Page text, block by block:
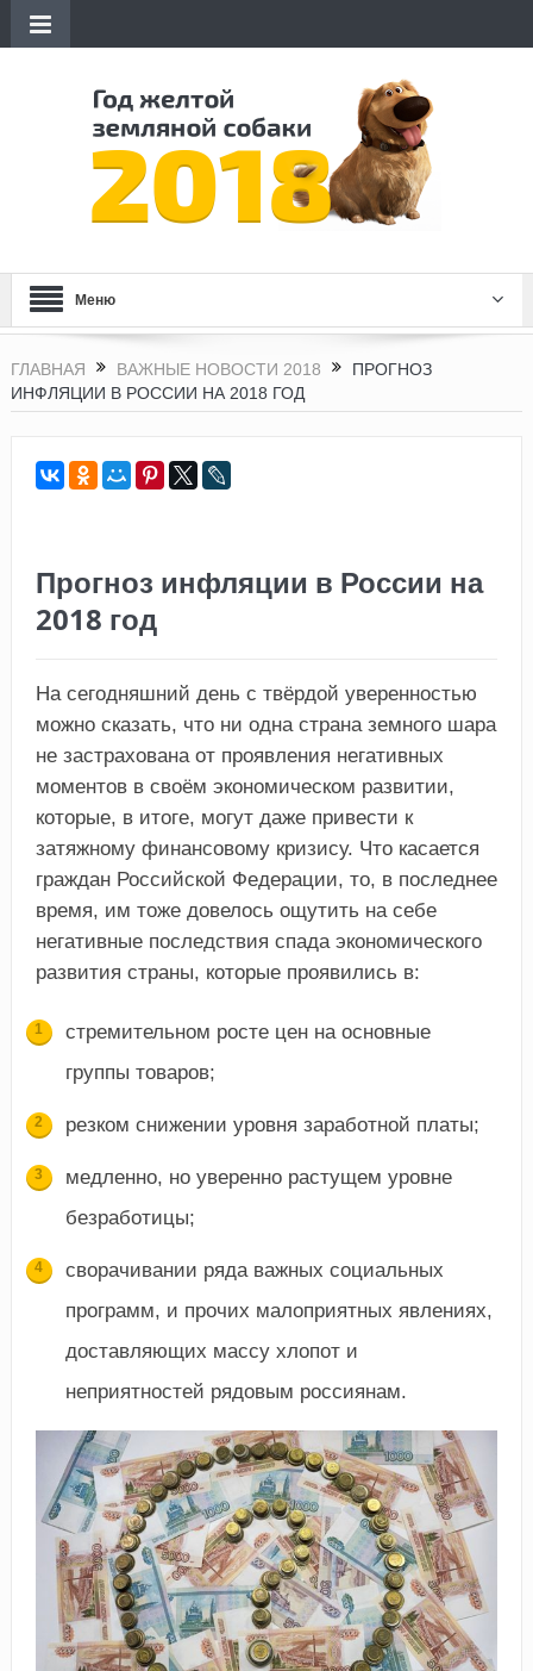
Меню
ГЛАВНАЯ ВАЖНЫЕ НОВОСТИ 2018
ПРОГНОЗ
ИНФЛЯЦИИ В РОССИИ НА 2018 ГОД
Прогноз инфляции в России на
2018 год
На сегодняшний день с твёрдой уверенностью
можно сказать, что ни одна страна земного шара
не застрахована от проявления негативных
моментов в своём экономическом развитии,
которые, в итоге, могут даже привести к
затяжному финансовому кризису. Что касается
граждан Российской Федерации, то, в последнее
время, им тоже довелось ощутить на себе
негативные последствия спада экономического
развития страны, которые проявились в:
стремительном росте цен на основные
группы товаров;
резком снижении уровня заработной платы;
медленно, но уверенно растущем уровне
безработицы;
сворачивании ряда важных социальных
программ, и прочих малоприятных явлениях,
доставляющих массу хлопот и
неприятностей рядовым россиянам.